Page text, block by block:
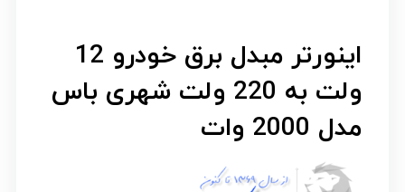
اینورتر مبدل برق خودرو 12
ولت به 220 ولت شهری باس
مدل 2000 وات